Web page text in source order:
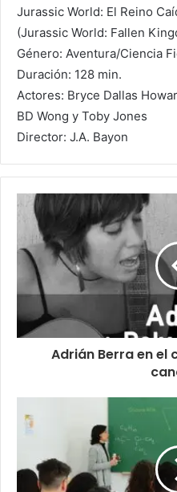
Jurassic World: El Reino
(Jurassic World: Fallen
Género: Aventura/Ciencia
Duración: 128 min.
Actores: Bryce Dallas
BD Wong y Toby Jones
Director: J.A. Bayon
Adrián Berra en el